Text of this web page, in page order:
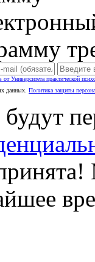
от Университета практической
данных. Политика защиты
будут